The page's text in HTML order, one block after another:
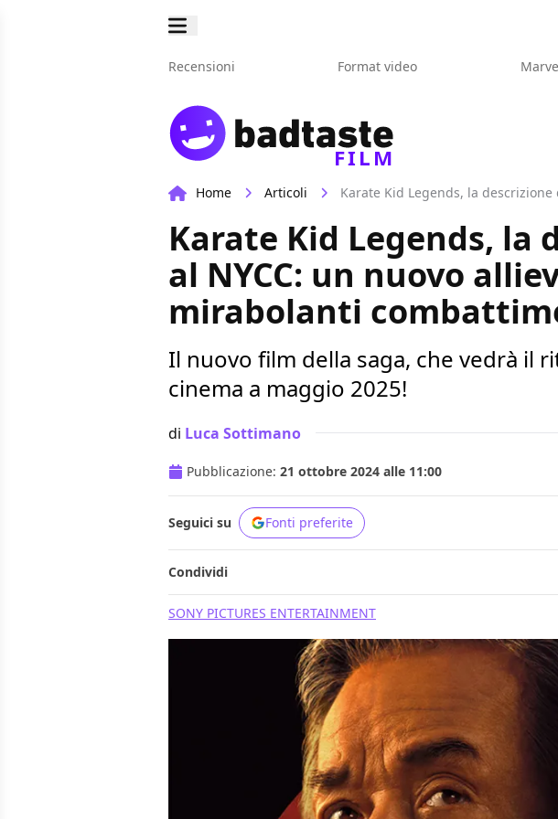
Recensioni Format video
FILM
Home Articoli
Karate Kid Legends,
al NYCC: un nuovo
mirabolanti
Il nuovo film della saga, che vedrà il
cinema a maggio 2025!
di Luca Sottimano
Pubblicazione: 21 ottobre 2024 alle 11:00
Seguici su Fonti preferite
Condividi
SONY PICTURES ENTERTAINMENT